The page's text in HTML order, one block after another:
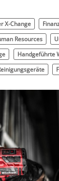
X-Change
Resources
Handgeführte